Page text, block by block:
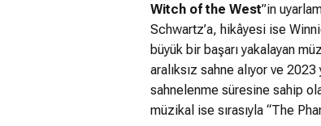
Witch of the West”in
Schwartz’a, hikâyesi ise
büyük bir başarı yakalayan
aralıksız sahne alıyor ve
sahnelenme süresine sahip
müzikal ise sırasıyla “The